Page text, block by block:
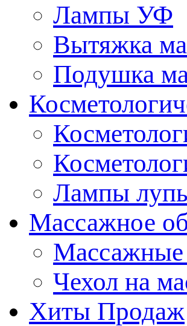
Лампы УФ
Вытяжка
Подушка
Лампы
Массажное
Массажные
Чехол на
Хиты Продаж